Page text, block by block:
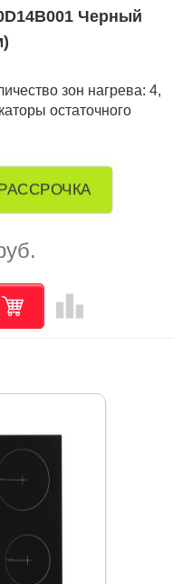
Черный
зон нагрева: 4,
остаточного
leaderboard